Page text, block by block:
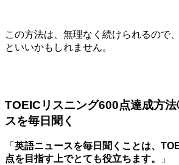
この方法は、無理なく続けられるので
といいかもしれません。
TOEICリスニング600点達成方
スを毎日聞く
「 英語ニュースを毎日聞くことは、
点を目指す上でとても役立ちます。
」